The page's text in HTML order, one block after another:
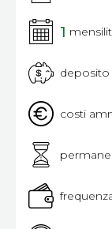
1
deposito
costi